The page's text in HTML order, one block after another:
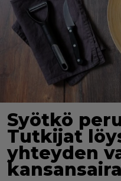
Syötkö
Tutkijat
yhteyden